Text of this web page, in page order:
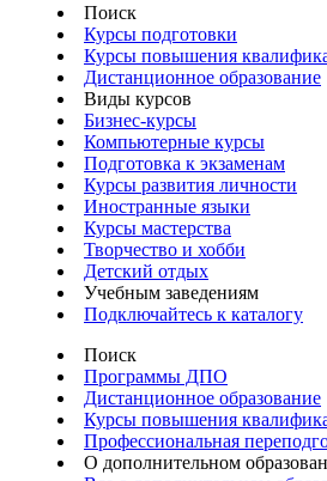
Поиск
Курсы подготовки
Курсы повышения
Дистанционное образование
Виды курсов
Бизнес-курсы
Компьютерные курсы
Подготовка к экзаменам
Курсы развития личности
Иностранные языки
Курсы мастерства
Творчество и хобби
Детский отдых
Учебным заведениям
Подключайтесь к каталогу
Поиск
Программы ДПО
Дистанционное образование
Курсы повышения
Профессиональная
О дополнительном